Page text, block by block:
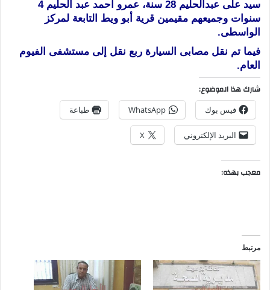
سيد على عبدالحليم 28 سنة، عمرو أحمد عبد الحليم 4
سنوات وجميعهم مقيمين قرية أبو ويط التابعة لمركز
الواسطى.
فيما تم نقل مصابى السيارة ربع نقل إلى مستشفى الفيوم
العام.
شارك هذا الموضوع:
فيس بوك WhatsApp طباعة
البريد الإلكتروني X
معجب بهذه:
مرتبط